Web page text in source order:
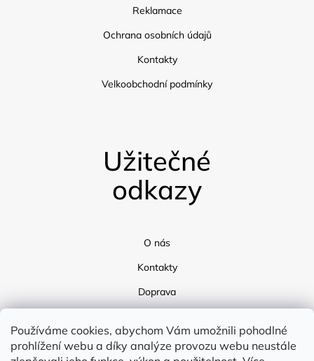
Používáme cookies, abychom Vám umožnili pohodlné
prohlížení webu a díky analýze provozu webu neustále
Reklamace
Ochrana osobních údajů
Kontakty
Velkoobchodní podmínky
Užitečné
odkazy
O nás
Kontakty
Doprava